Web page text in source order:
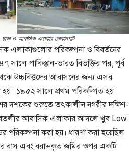
ঢাকা ও আবাসিক এলাকার দোকানপাট
এলাকাগুলোর পরিকল্পনা ও বিবর্তনের
সালে পাকিস্তান-ভারত বিভক্তির পর, পূর্ব
উচ্চবিত্তদের আবাসনের জন্য এসব
১৯৫২ সালে প্রথম পরিকল্পিত হয়
দশকের শুরুতে তৎকালীন নগরীর দক্ষিণ-
শহরতলীর আবাসিক এলাকার আদলে খুব Low
পরিকল্পনা করা হয়। ধারণা করা হয়েছিল
বাস এবং বরাদ্দকৃত জমির ওপর একটি